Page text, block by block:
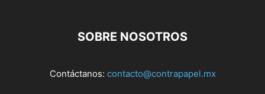
SOBRE NOSOTROS
Contáctanos: contacto@contrapapel.mx